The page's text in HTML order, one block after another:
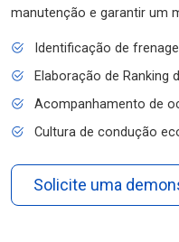
manutenção e garantir um
Identificação de
Elaboração de Ranking
Acompanhamento de
Cultura de condução
Solicite uma